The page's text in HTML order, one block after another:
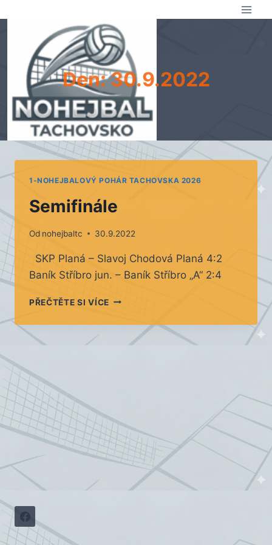
Den: 30.9.2022
1-NOHEJBALOVÝ POHÁR TACHOVSKA 2026
Semifinále
Od nohejbaltc 30.9.2022
SKP Planá – Slavoj Chodová Planá 4:2
Baník Stříbro jun. – Baník Stříbro „A“ 2:4
PŘEČTĚTE SI VÍCESEMIFINÁLE